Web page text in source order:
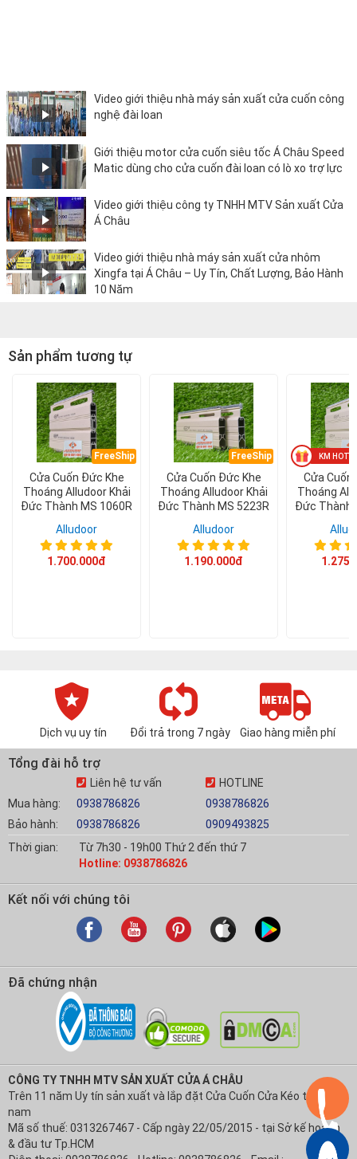
Video giới thiệu nhà máy sản xuất cửa cuốn công
nghệ đài loan
Giới thiệu motor cửa cuốn siêu tốc Á Châu Speed
Matic dùng cho cửa cuốn đài loan có lò xo trợ lực
Video giới thiệu công ty TNHH MTV Sản xuất Cửa
Á Châu
Video giới thiệu nhà máy sản xuất cửa nhôm
Xingfa tại Á Châu – Uy Tín, Chất Lượng, Bảo Hành
10 Năm
Sản phẩm tương tự
FreeShip
Cửa Cuốn Đức Khe
Thoáng Alludoor Khải
Đức Thành MS 1060R
Alludoor
1.700.000đ
FreeShip
Cửa Cuốn Đức Khe
Thoáng Alludoor Khải
Đức Thành MS 5223R
Alludoor
1.190.000đ
Cửa Cuốn
Thoáng
Đức Thành
Dịch vụ uy tín Đổi trả trong 7 ngày Giao hàng miễn phí
Tổng đài hỗ trợ
Mua hàng:
Bảo hành:
Liên hệ tư vấn
0938786826
0938786826
HOTLINE
0938786826
0909493825
Thời gian:
Từ 7h30 - 19h00 Thứ 2 đến thứ 7
Hotline: 0938786826
Kết nối với chúng tôi
Đã chứng nhận
CÔNG TY TNHH MTV SẢN XUẤT CỬA Á CHÂU
Trên 11 năm Uy tín sản xuất và lắp đặt Cửa Cuốn Cửa Kéo tại Việt
nam
Mã số thuế: 0313267467 - Cấp ngày 22/05/2015 - tại Sở kế hoạch
& đầu tư Tp.HCM